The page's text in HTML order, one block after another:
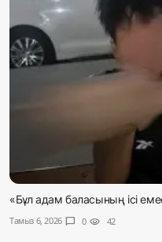
«Бұл адам баласының ісі
Тамыз 6, 2026 chat_bubble 0 visibility 42